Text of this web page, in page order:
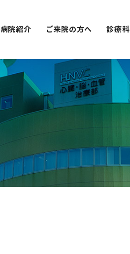
病院紹介 ご来院の方へ 診療
病院紹介 ご来院の方へ 診療